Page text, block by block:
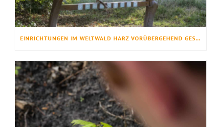
EINRICHTUNGEN IM WELTWALD HARZ VORÜBERGEHEND GESPERRT